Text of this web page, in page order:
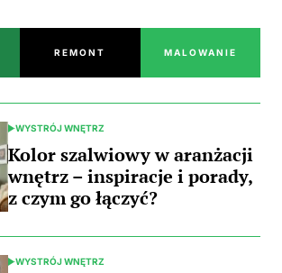
REMONT MALOWANIE
POSTED
IN
WYSTRÓJ WNĘTRZ
Kolor szalwiowy w aranżacji
wnętrz – inspiracje i porady,
z czym go łączyć?
POSTED
WYSTRÓJ WNĘTRZ